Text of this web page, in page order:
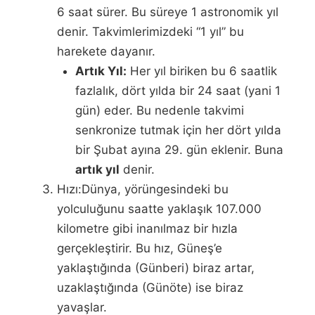
6 saat sürer. Bu süreye 1 astronomik yıl
denir. Takvimlerimizdeki “1 yıl” bu
harekete dayanır.
Artık Yıl: Her yıl biriken bu 6 saatlik
fazlalık, dört yılda bir 24 saat (yani 1
gün) eder. Bu nedenle takvimi
senkronize tutmak için her dört yılda
bir Şubat ayına 29. gün eklenir. Buna
artık yıl denir.
Hızı:Dünya, yörüngesindeki bu
yolculuğunu saatte yaklaşık 107.000
kilometre gibi inanılmaz bir hızla
gerçekleştirir. Bu hız, Güneş’e
yaklaştığında (Günberi) biraz artar,
uzaklaştığında (Günöte) ise biraz
yavaşlar.